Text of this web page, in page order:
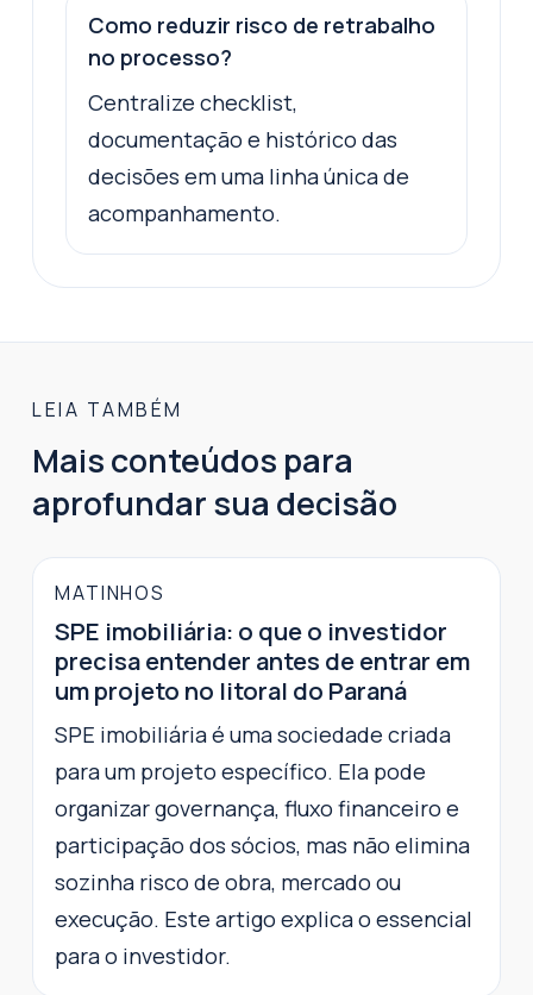
Como reduzir risco de retrabalho
no processo?
Centralize checklist,
documentação e histórico das
decisões em uma linha única de
acompanhamento.
LEIA TAMBÉM
Mais conteúdos para
aprofundar sua decisão
MATINHOS
SPE imobiliária: o que o investidor
precisa entender antes de entrar em
um projeto no litoral do Paraná
SPE imobiliária é uma sociedade criada
para um projeto específico. Ela pode
organizar governança, fluxo financeiro e
participação dos sócios, mas não elimina
sozinha risco de obra, mercado ou
execução. Este artigo explica o essencial
para o investidor.